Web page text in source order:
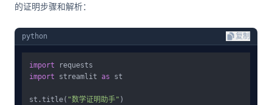
的证明步骤和解析：
python 复制
import
import streamlit as st
st.title( "数学证明助手" )